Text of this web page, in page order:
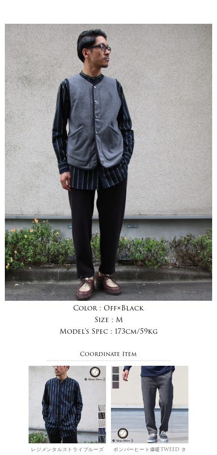
Color : Off×Black
Size : M
Model's Spec : 173cm/59kg
Coordinate Item
レジメンタルストライプルーズ
ボンバーヒート爆暖TWEED タ